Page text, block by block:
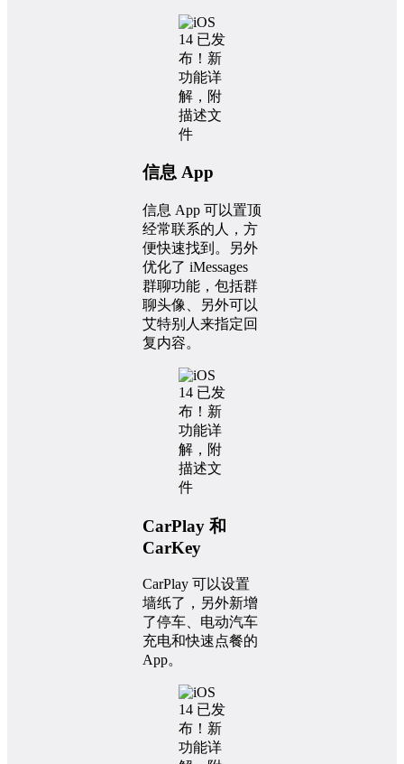
信息 App
信息 App 可以置顶
经常联系的人，方
便快速找到。另外
优化了 iMessages
群聊功能，包括群
聊头像、另外可以
艾特别人来指定回
复内容。
CarPlay 和
CarKey
CarPlay 可以设置
墙纸了，另外新增
了停车、电动汽车
充电和快速点餐的
App。